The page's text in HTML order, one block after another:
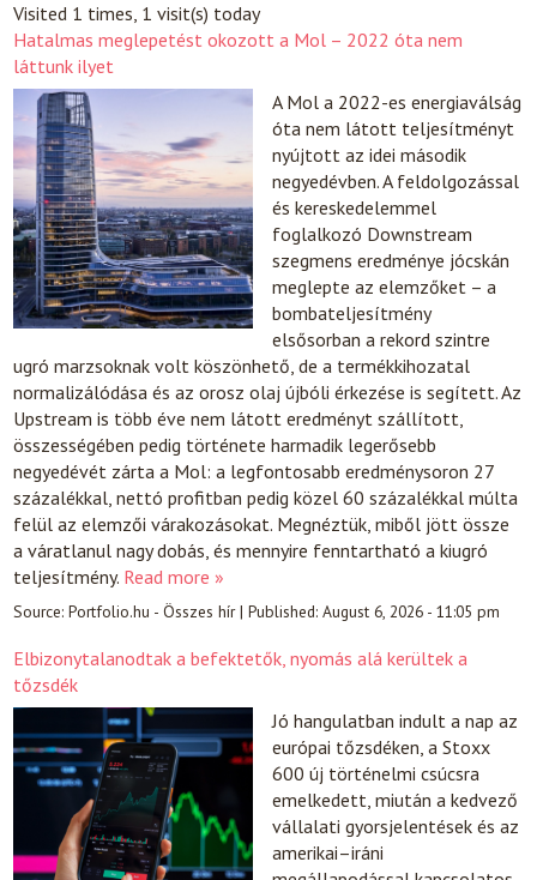
Visited 1 times, 1 visit(s) today
Hatalmas meglepetést okozott a Mol – 2022 óta nem
láttunk ilyet
A Mol a 2022-es energiaválság
óta nem látott teljesítményt
nyújtott az idei második
negyedévben. A feldolgozással
és kereskedelemmel
foglalkozó Downstream
szegmens eredménye jócskán
meglepte az elemzőket – a
bombateljesítmény
elsősorban a rekord szintre
ugró marzsoknak volt köszönhető, de a termékkihozatal
normalizálódása és az orosz olaj újbóli érkezése is segített. Az
Upstream is több éve nem látott eredményt szállított,
összességében pedig története harmadik legerősebb
negyedévét zárta a Mol: a legfontosabb eredménysoron 27
százalékkal, nettó profitban pedig közel 60 százalékkal múlta
felül az elemzői várakozásokat. Megnéztük, miből jött össze
a váratlanul nagy dobás, és mennyire fenntartható a kiugró
teljesítmény. Read more »
Source:Portfolio.hu - Összes hír|Published:August 6, 2026 - 11:05 pm
Elbizonytalanodtak a befektetők, nyomás alá kerültek a
tőzsdék
Jó hangulatban indult a nap az
európai tőzsdéken, a Stoxx
600 új történelmi csúcsra
emelkedett, miután a kedvező
vállalati gyorsjelentések és az
amerikai–iráni